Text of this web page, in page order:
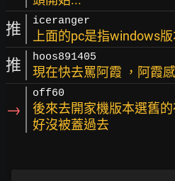
推 iceranger
上面的pc是指windows
推 hoos891405
現在快去罵阿霞 ，阿霞
→
off60
後來去開家機版本選舊
好沒被蓋過去